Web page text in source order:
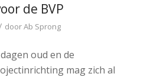
de BVP
doorAb Sprong
oud en de
mag zich al